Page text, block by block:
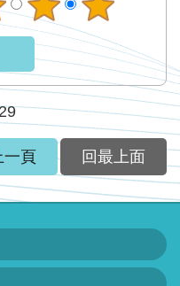
一頁 回最上面